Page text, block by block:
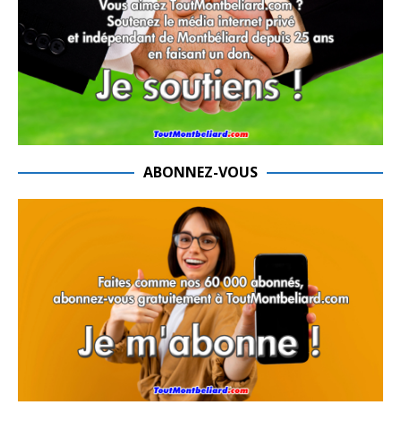
ABONNEZ-VOUS